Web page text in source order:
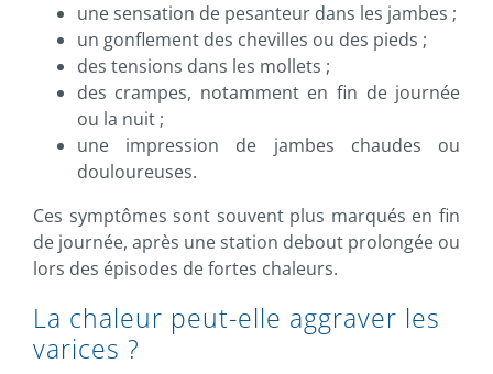
une sensation de pesanteur dans les jambes ;
un gonflement des chevilles ou des pieds ;
des tensions dans les mollets ;
des crampes, notamment en fin de journée
ou la nuit ;
une impression de jambes chaudes ou
douloureuses.
Ces symptômes sont souvent plus marqués en fin
de journée, après une station debout prolongée ou
lors des épisodes de fortes chaleurs.
La chaleur peut-elle aggraver les
varices ?